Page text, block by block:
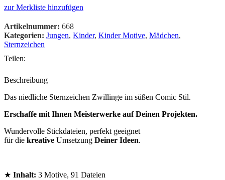
zur Merkliste hinzufügen
Artikelnummer: 668
Kategorien: Jungen, Kinder, Kinder Motive, Mädchen,
Sternzeichen
Teilen:
Beschreibung
Das niedliche Sternzeichen Zwillinge im süßen Comic Stil.
Erschaffe mit Ihnen Meisterwerke auf Deinen Projekten.
Wundervolle Stickdateien, perfekt geeignet
für die kreative Umsetzung Deiner Ideen.
★ Inhalt: 3 Motive, 91 Dateien